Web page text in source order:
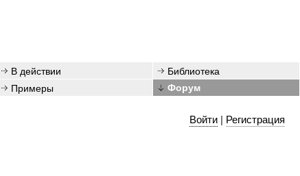
В действии
Библиотека
Примеры Форум
Войти| Регистрация